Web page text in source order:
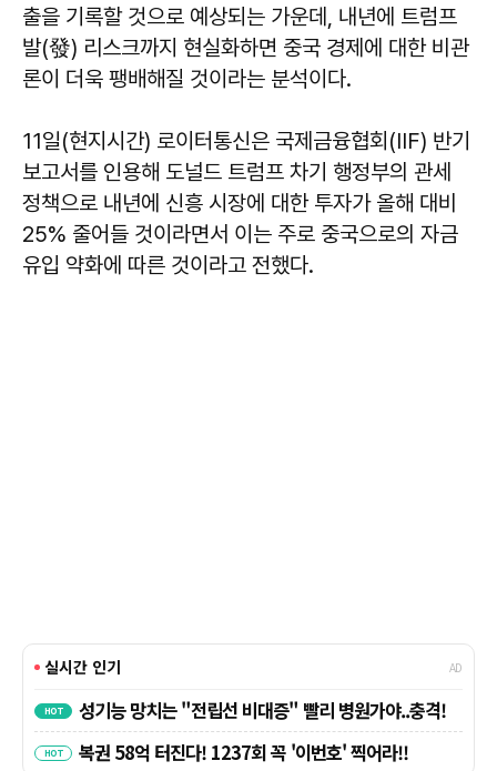
출을 기록할 것으로 예상되는 가운데, 내년에 트럼프
발(發) 리스크까지 현실화하면 중국 경제에 대한 비관
론이 더욱 팽배해질 것이라는 분석이다.
11일(현지시간) 로이터통신은 국제금융협회(IIF) 반기
보고서를 인용해 도널드 트럼프 차기 행정부의 관세
정책으로 내년에 신흥 시장에 대한 투자가 올해 대비
25% 줄어들 것이라면서 이는 주로 중국으로의 자금
유입 약화에 따른 것이라고 전했다.